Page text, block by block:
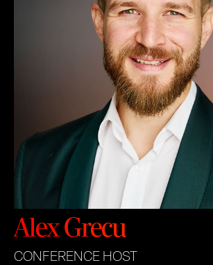
Alex Grecu
CONFERENCE HOST